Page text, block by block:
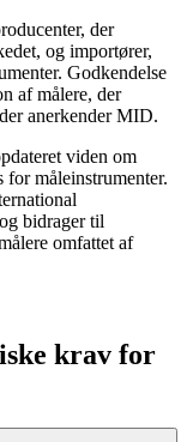
der
og importører,
Godkendelse
af målere, der
anerkender MID.
viden om
måleinstrumenter.
bidrager til
omfattet af
krav for